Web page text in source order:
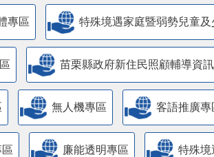
專區 特殊境遇家庭暨弱勢兒童
苗栗縣政府新住民照顧輔導資
無人機專區 客語推廣專
廉能透明專區 特殊境